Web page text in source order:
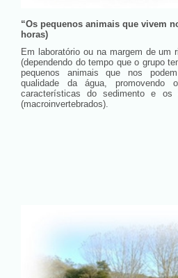
“Os pequenos animais que vivem
horas)
Em laboratório ou na margem de um
(dependendo do tempo que o grupo
pequenos animais que nos
qualidade da água, promovendo
características do sedimento e os
(macroinvertebrados).